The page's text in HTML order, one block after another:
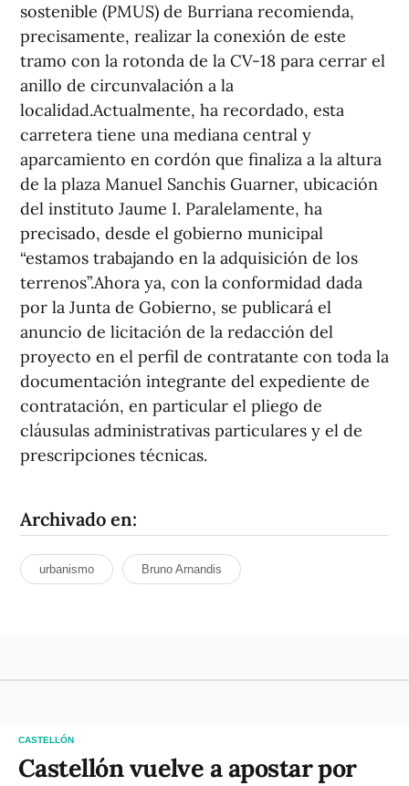
sostenible (PMUS) de Burriana recomienda,
precisamente, realizar la conexión de este
tramo con la rotonda de la CV-18 para cerrar el
anillo de circunvalación a la
localidad.Actualmente, ha recordado, esta
carretera tiene una mediana central y
aparcamiento en cordón que finaliza a la altura
de la plaza Manuel Sanchis Guarner, ubicación
del instituto Jaume I. Paralelamente, ha
precisado, desde el gobierno municipal
“estamos trabajando en la adquisición de los
terrenos”.Ahora ya, con la conformidad dada
por la Junta de Gobierno, se publicará el
anuncio de licitación de la redacción del
proyecto en el perfil de contratante con toda la
documentación integrante del expediente de
contratación, en particular el pliego de
cláusulas administrativas particulares y el de
prescripciones técnicas.
Archivado en:
urbanismo Bruno Arnandis
CASTELLÓN
Castellón vuelve a apostar por